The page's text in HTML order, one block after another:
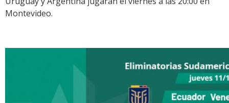
Montevideo.